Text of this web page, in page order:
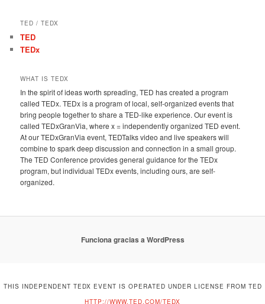
TED / TEDX
TED
TEDx
WHAT IS TEDX
In the spirit of ideas worth spreading, TED has created a program
called TEDx. TEDx is a program of local, self-organized events that
bring people together to share a TED-like experience. Our event is
called TEDxGranVia, where x = independently organized TED event.
At our TEDxGranVia event, TEDTalks video and live speakers will
combine to spark deep discussion and connection in a small group.
The TED Conference provides general guidance for the TEDx
program, but individual TEDx events, including ours, are self-
organized.
Funciona gracias a WordPress
THIS INDEPENDENT TEDX EVENT IS OPERATED UNDER LICENSE FROM TED
HTTP://WWW.TED.COM/TEDX